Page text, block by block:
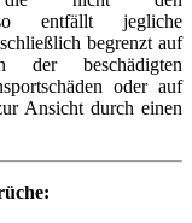
so entfällt jegliche
begrenzt auf
der beschädigten
oder auf
Ansicht durch einen